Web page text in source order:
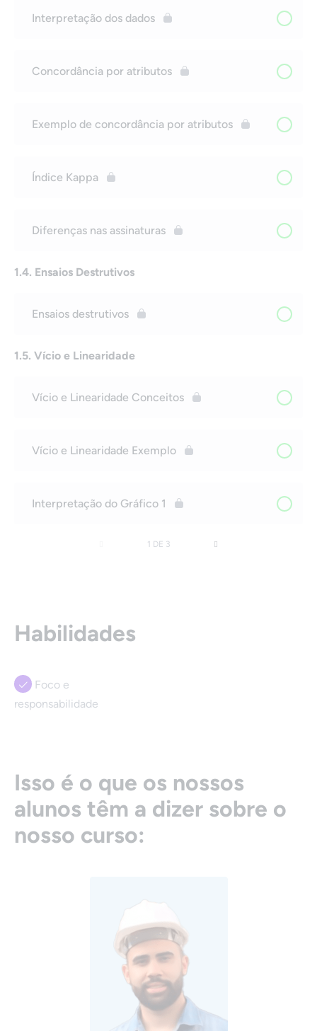
Interpretação dos dados
Concordância por atributos
Exemplo de concordância por atributos
Índice Kappa
Diferenças nas assinaturas
1.4. Ensaios Destrutivos
Ensaios destrutivos
1.5. Vício e Linearidade
Vício e Linearidade Conceitos
Vício e Linearidade Exemplo
Interpretação do Gráfico 1
1 DE 3
Habilidades
Foco e
responsabilidade
Isso é o que os nossos
alunos têm a dizer sobre o
nosso curso: